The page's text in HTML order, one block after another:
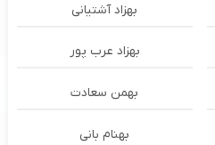
بهزاد آشتیانی
بهزاد عرب پور
بهمن سعادت
بهنام بانی